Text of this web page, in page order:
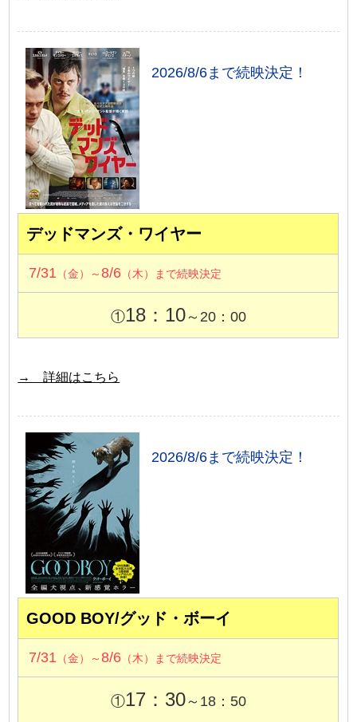
2026/8/6まで続映決定！
デッドマンズ・ワイヤー
7/31 （金）～8/6 （木）まで続映決定
①18：10～20：00
→ 詳細はこちら
2026/8/6まで続映決定！
GOOD BOY/グッド・ボーイ
7/31 （金）～8/6 （木）まで続映決定
①17：30～18：50